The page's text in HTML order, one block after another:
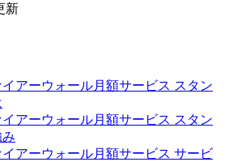
新
アーウォール月額サービス スタン
アーウォール月額サービス スタン
アーウォール月額サービス サービ